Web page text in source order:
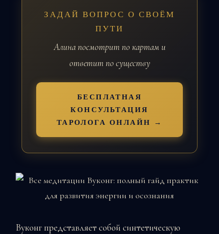
ЗАДАЙ ВОПРОС О СВОЁМ
ПУТИ
Алина посмотрит по картам и
ответит по существу
БЕСПЛАТНАЯ
КОНСУЛЬТАЦИЯ
ТАРОЛОГА ОНЛАЙН →
Вуконг представляет собой синтетическую